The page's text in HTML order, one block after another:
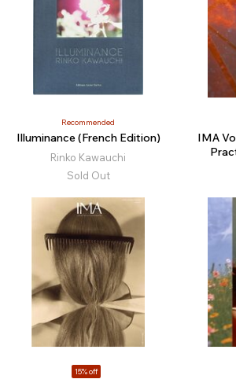
Recommended
Illuminance (French Edition)
Rinko Kawauchi
Sold Out
IMA
15% off